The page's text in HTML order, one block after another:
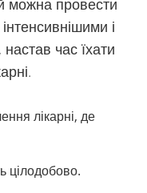
можна провести
і
час їхати
лікарні, де
цілодобово.